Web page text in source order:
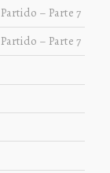
– Parte 7
– Parte 7